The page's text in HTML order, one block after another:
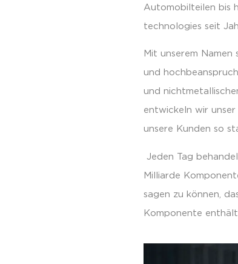
Automobilteilen bis
technologies seit
Mit unserem
und
und
entwickeln wir
unsere Kunden so
Jeden Tag
Milliarde
sagen zu können,
Komponente enthält.